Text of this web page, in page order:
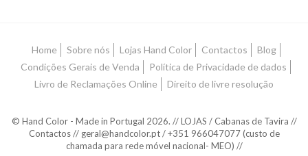
Home Sobre nós Lojas Hand Color Contactos
Blog
Condições Gerais de Venda
Política de Privacidade de dados
Livro de Reclamações Online
Direito de livre resolução
© Hand Color - Made in Portugal 2026. // LOJAS / Cabanas de Tavira //
Contactos // geral@handcolor.pt / +351 966047077 (custo de
chamada para rede móvel nacional- MEO) //